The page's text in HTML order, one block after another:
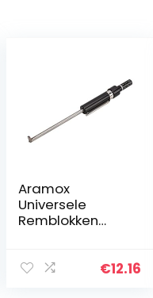
Aramox
Universele
Remblokken
Detectie Pen€12.16